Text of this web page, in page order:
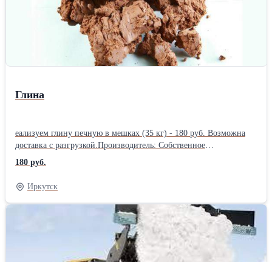
этаж.Производитель: Собственное производство
Глина
еализуем глину печную в мешках (35 кг) - 180 руб. Возможна
доставка с разгрузкой.Производитель: Собственное
производство
180 руб.
Иркутск